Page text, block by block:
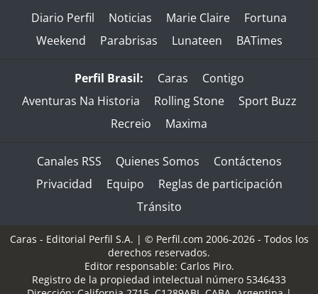
Diario Perfil Noticias Marie Claire
Fortuna
Weekend
Parabrisas Lunateen BATimes
Perfil Brasil: Caras
Contigo
Aventuras Na Historia
Rolling Stone
Sport Buzz
Recreio
Maxima
Canales RSS Quienes Somos
Contáctenos
Privacidad
Equipo
Reglas de participación
Tránsito
Caras - Editorial Perfil S.A. | © Perfil.com 2006-2026 - Todos los
derechos reservados.
Editor responsable: Carlos Piro.
Registro de la propiedad intelectual número 5346433